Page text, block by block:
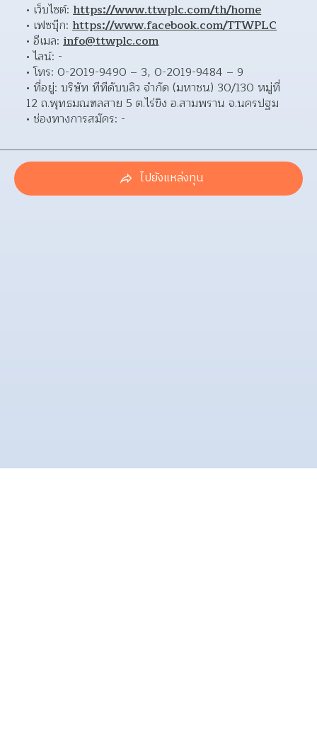
เว็บไซต์: https://www.ttwplc.com/th/home
เฟซบุ๊ก: https://www.facebook.com/TTWPLC
อีเมล: info@ttwplc.com
ไลน์: -
โทร: 0-2019-9490 – 3, 0-2019-9484 – 9
ที่อยู่: บริษัท ทีทีดับบลิว จำกัด (มหาชน) 30/130 หมู่ที่
12 ถ.พุทธมณฑลสาย 5 ต.ไร่ขิง อ.สามพราน จ.นครปฐม
ช่องทางการสมัคร: -
ไปยังแหล่งทุน